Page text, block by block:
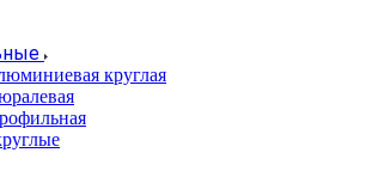
круглая